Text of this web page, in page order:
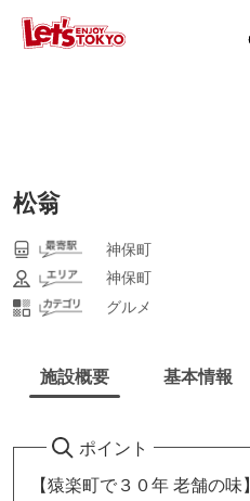
松翁
神保町
神保町
グルメ
施設概要 基本情報
ポイント
【猿楽町で３０年 老舗の味】